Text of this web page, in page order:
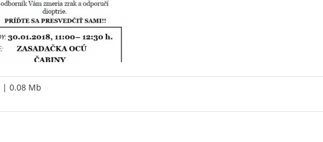
| 0.08 Mb